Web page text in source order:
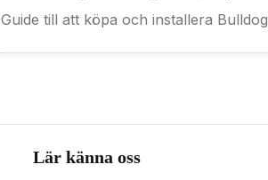
var du handlar
Guide till att köpa och installera Bulldog
Lär känna oss